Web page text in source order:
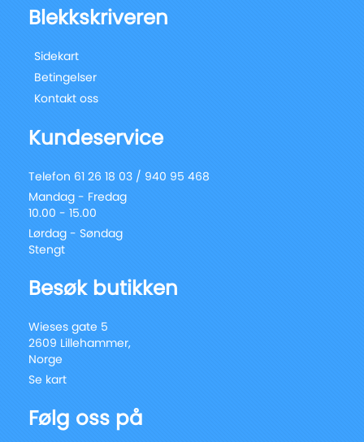
Blekkskriveren
Sidekart
Betingelser
Kontakt oss
Kundeservice
Telefon 61 26 18 03 / 940 95 468
Mandag - Fredag
10.00 - 15.00
Lørdag - Søndag
Stengt
Besøk butikken
Wieses gate 5
2609 Lillehammer,
Norge
Se kart
Følg oss på